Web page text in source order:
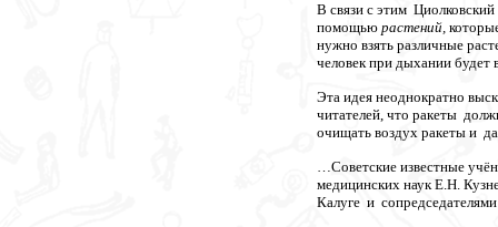
В связи с этим Циолковский
помощью растений,
нужно взять различные
человек при дыхании будет
Эта идея неоднократно
читателей, что ракеты
очищать воздух ракеты и
…Советские известные
медицинских наук Е.Н.
Калуге и